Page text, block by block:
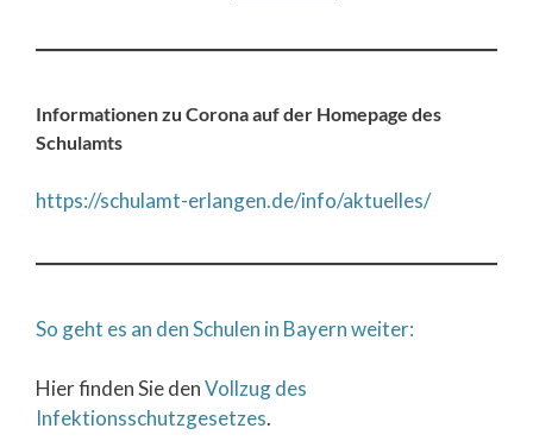
Informationen zu Corona auf der Homepage des
Schulamts
https://schulamt-erlangen.de/info/aktuelles/
So geht es an den Schulen in Bayern weiter:
Hier finden Sie denVollzug des
Infektionsschutzgesetzes.